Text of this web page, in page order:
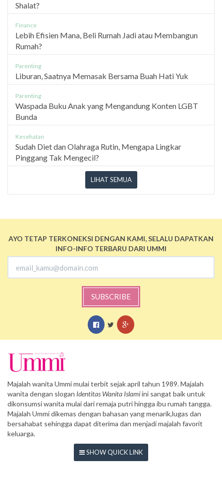
Shalat?
Finance
Lebih Efisien Mana, Beli Rumah Jadi atau Membangun
Rumah?
Parenting
Liburan, Saatnya Memasak Bersama Buah Hati Yuk
Parenting
Waspada Buku Anak yang Mengandung Konten LGBT
Bunda
Kesehatan
Sudah Diet dan Olahraga Rutin, Mengapa Lingkar
Pinggang Tak Mengecil?
LIHAT SEMUA
AYO TETAP TERKONEKSI DENGAN KAMI, SELALU DAPATKAN
INFO-INFO TERBARU DARI UMMI
SUBSCRIBE
Majalah wanita Ummi mulai terbit sejak april tahun 1989. Majalah
wanita dengan slogan Identitas Wanita Islamiini sangat baik untuk
dikonsumsi wanita mulai dari remaja putri hingga ibu rumah tangga.
Majalah Ummi dikemas dengan bahasan yang menarik,lugas dan
bersahabat sehingga dapat diterima dan menjadi majalah favorit
keluarga.
SHOW QUICK LINK